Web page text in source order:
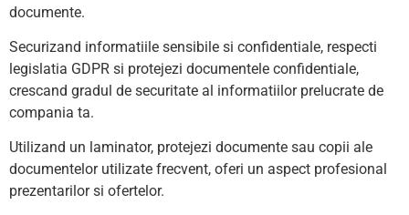
documente.
Securizand informatiile sensibile si confidentiale, respecti
legislatia GDPR si protejezi documentele confidentiale,
crescand gradul de securitate al informatiilor prelucrate de
compania ta.
Utilizand un laminator, protejezi documente sau copii ale
documentelor utilizate frecvent, oferi un aspect profesional
prezentarilor si ofertelor.